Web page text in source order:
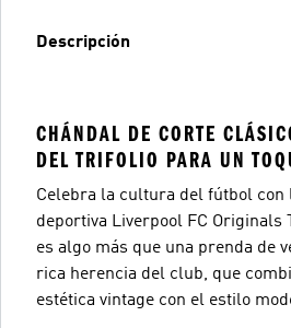
Descripción
CHÁNDAL DE CORTE
DEL TRIFOLIO PARA UN
Celebra la cultura del fútbol con
deportiva Liverpool FC Originals
es algo más que una prenda de
rica herencia del club, que
estética vintage con el estilo